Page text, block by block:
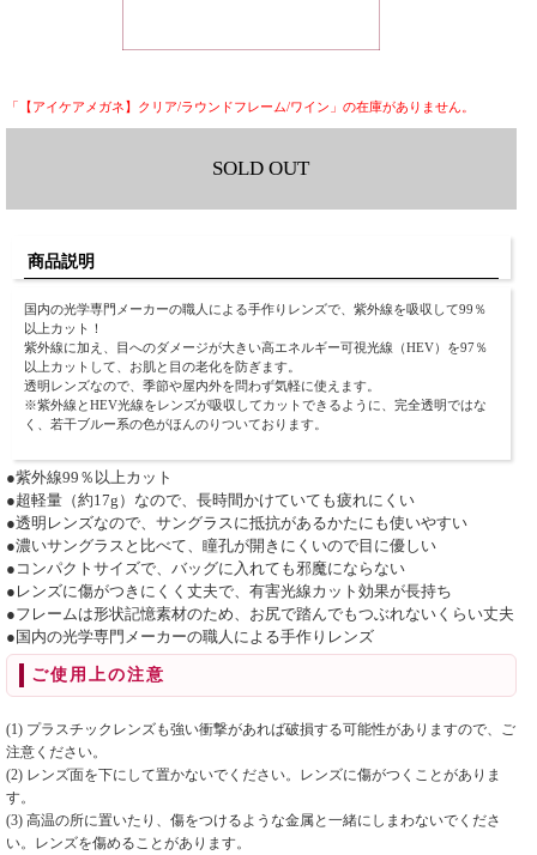
「【アイケアメガネ】クリア/ラウンドフレーム/ワイン」の在庫がありません。
SOLD OUT
商品説明
国内の光学専門メーカーの職人による手作りレンズで、紫外線を吸収して99％
以上カット！
紫外線に加え、目へのダメージが大きい高エネルギー可視光線（HEV）を97％
以上カットして、お肌と目の老化を防ぎます。
透明レンズなので、季節や屋内外を問わず気軽に使えます。
※紫外線とHEV光線をレンズが吸収してカットできるように、完全透明ではな
く、若干ブルー系の色がほんのりついております。
●紫外線99％以上カット
●超軽量（約17g）なので、長時間かけていても疲れにくい
●透明レンズなので、サングラスに抵抗があるかたにも使いやすい
●濃いサングラスと比べて、瞳孔が開きにくいので目に優しい
●コンパクトサイズで、バッグに入れても邪魔にならない
●レンズに傷がつきにくく丈夫で、有害光線カット効果が長持ち
●フレームは形状記憶素材のため、お尻で踏んでもつぶれないくらい丈夫
●国内の光学専門メーカーの職人による手作りレンズ
ご使用上の注意
(1) プラスチックレンズも強い衝撃があれば破損する可能性がありますので、ご
注意ください。
(2) レンズ面を下にして置かないでください。レンズに傷がつくことがありま
す。
(3) 高温の所に置いたり、傷をつけるような金属と一緒にしまわないでくださ
い。レンズを傷めることがあります。